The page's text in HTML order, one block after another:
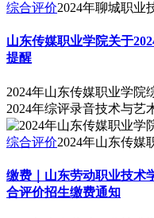
综合评价2024年聊城职业
山东传媒职业学院关于
提醒
2024年山东传媒职业学院
2024年综评录音技术与艺
综合评价2024年山东传媒
缴费｜山东劳动职业技术
合评价招生缴费通知